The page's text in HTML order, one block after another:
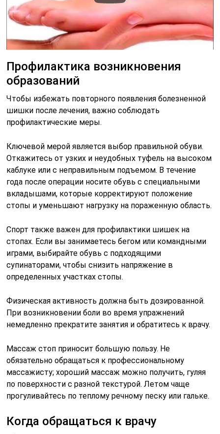
Профилактика возникновения
образований
Чтобы избежать повторного появления болезненной
шишки после лечения, важно соблюдать
профилактические меры.
Ключевой мерой является выбор правильной обуви.
Откажитесь от узких и неудобных туфель на высоком
каблуке или с неправильным подъемом. В течение
года после операции носите обувь с специальными
вкладышами, которые корректируют положение
стопы и уменьшают нагрузку на пораженную область.
Спорт также важен для профилактики шишек на
стопах. Если вы занимаетесь бегом или командными
играми, выбирайте обувь с подходящими
супинаторами, чтобы снизить напряжение в
определенных участках стопы.
Физическая активность должна быть дозированной.
При возникновении боли во время упражнений
немедленно прекратите занятия и обратитесь к врачу.
Массаж стоп приносит большую пользу. Не
обязательно обращаться к профессиональному
массажисту; хороший массаж можно получить, гуляя
по поверхности с разной текстурой. Летом чаще
прогуливайтесь по теплому речному песку или гальке.
Когда обращаться к врачу